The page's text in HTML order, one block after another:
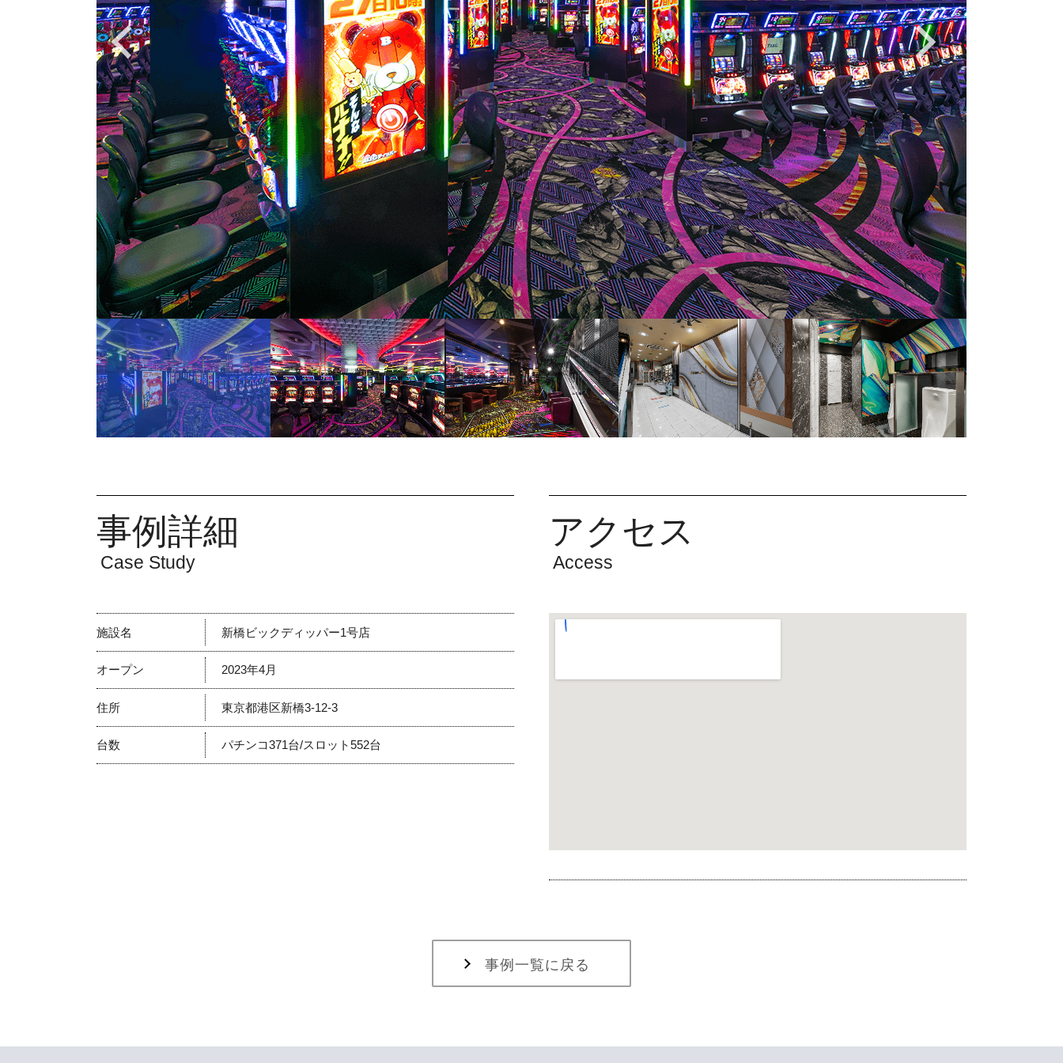
事例詳細
Case Study
施設名 新橋ビックディッパー1号店
オープン 2023年4月
住所 東京都港区新橋3-12-3
台数 パチンコ371台/スロット552台
アクセス
Access
事例一覧に戻る